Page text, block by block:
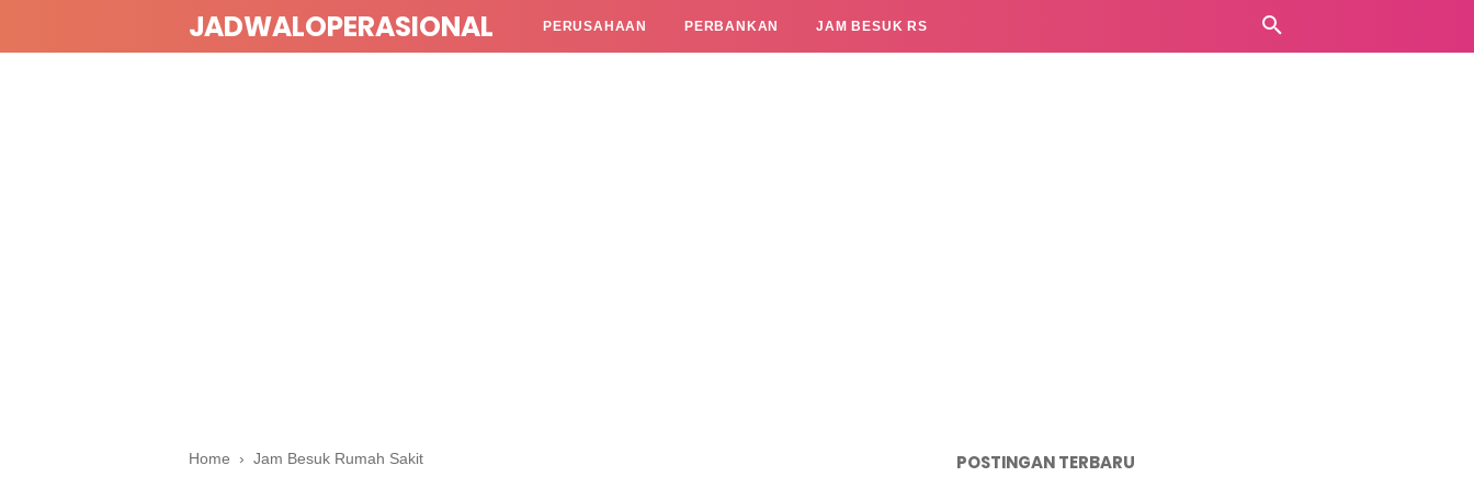
JADWALOPERASIONAL PERUSAHAAN PERBANKAN JAM BESUK RS
Home › Jam Besuk Rumah Sakit POSTINGAN TERBARU